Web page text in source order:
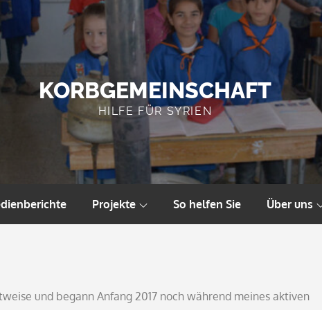
KORBGEMEINSCHAFT
HILFE FÜR SYRIEN
Projekte So helfen Sie Über uns
und begann Anfang 2017 noch während meines aktiven